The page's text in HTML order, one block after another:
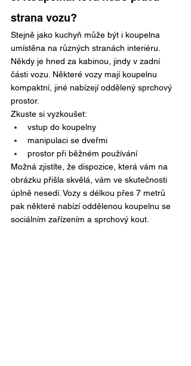
strana vozu?
Stejně jako kuchyň může být i koupelna
umístěna na různých stranách interiéru.
Někdy je hned za kabinou, jindy v zadní
části vozu. Některé vozy mají koupelnu
kompaktní, jiné nabízejí oddělený sprchový
prostor.
Zkuste si vyzkoušet:
vstup do koupelny
manipulaci se dveřmi
prostor při běžném používání
Možná zjistíte, že dispozice, která vám na
obrázku přišla skvělá, vám ve skutečnosti
úplně nesedí. Vozy s délkou přes 7 metrů
pak některé nabízí oddělenou koupelnu se
sociálním zařízením a sprchový kout.